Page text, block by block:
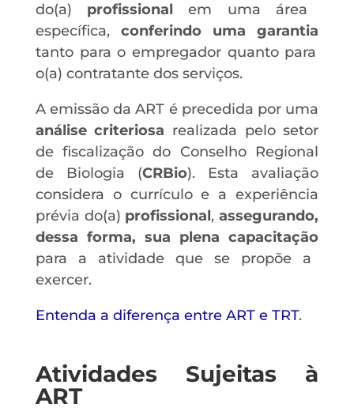
do(a) profissional em uma área
específica,
conferindo uma garantia
tanto para o empregador quanto para
o(a) contratante dos serviços.
A emissão da ART é precedida por uma
análise criteriosa realizada pelo setor
de fiscalização do Conselho Regional
de Biologia (CRBio). Esta avaliação
considera o currículo e a experiência
prévia do(a) profissional, assegurando,
dessa forma, sua plena capacitação
para a atividade que se propõe a
exercer.
Entenda a diferença entre ART e TRT.
Atividades Sujeitas à
ART